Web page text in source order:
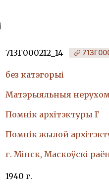
713Г000212_14
без катэгорыі
Матэрыяльныя
Помнiк архiтэктуры Г
Помнiк жылой
г. Мінск, Маскоўскі
1940 г.